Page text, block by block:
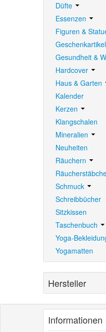
Düfte
Essenzen
Figuren &
Geschenkartikel
Gesundheit &
Hardcover
Haus & Garten
Kalender
Kerzen
Klangschalen
Mineralien
Neuheiten
Räuchern
Schmuck
Schreibbücher
Sitzkissen
Taschenbuch
Yoga-
Yogamatten
Hersteller
Informationen